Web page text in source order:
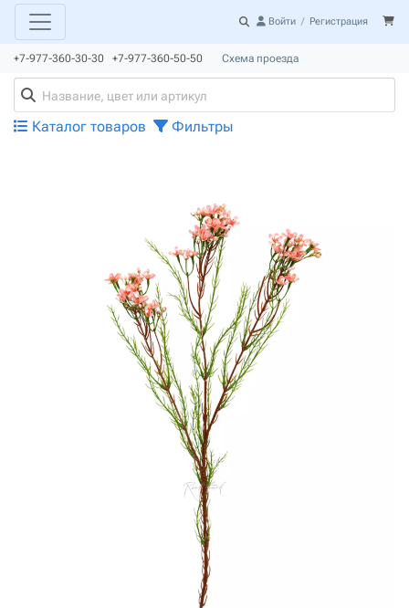
Войти / Регистрация
+7-977-360-30-30 +7-977-360-50-50 Схема проезда
Каталог товаров Фильтры